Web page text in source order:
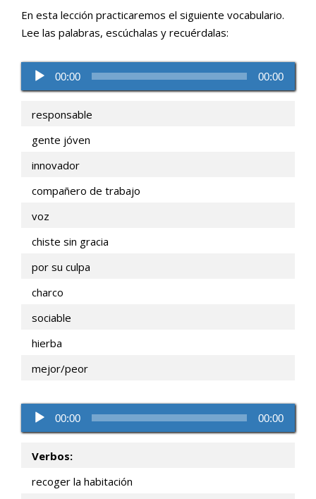
En esta lección practicaremos el siguiente vocabulario.
Lee las palabras, escúchalas y recuérdalas:
Reproductor
de
00:00 00:00
responsable
gente jóven
innovador
compañero de trabajo
voz
chiste sin gracia
por su culpa
charco
sociable
hierba
mejor/peor
Reproductor
de
00:00 00:00
Verbos:
recoger la habitación